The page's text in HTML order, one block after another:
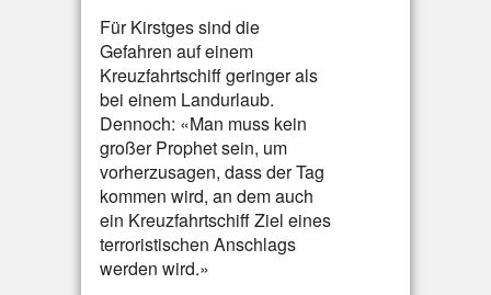
Für Kirstges sind die
Gefahren auf einem
Kreuzfahrtschiff geringer als
bei einem Landurlaub.
Dennoch: «Man muss kein
großer Prophet sein, um
vorherzusagen, dass der Tag
kommen wird, an dem auch
ein Kreuzfahrtschiff Ziel eines
terroristischen Anschlags
werden wird.»